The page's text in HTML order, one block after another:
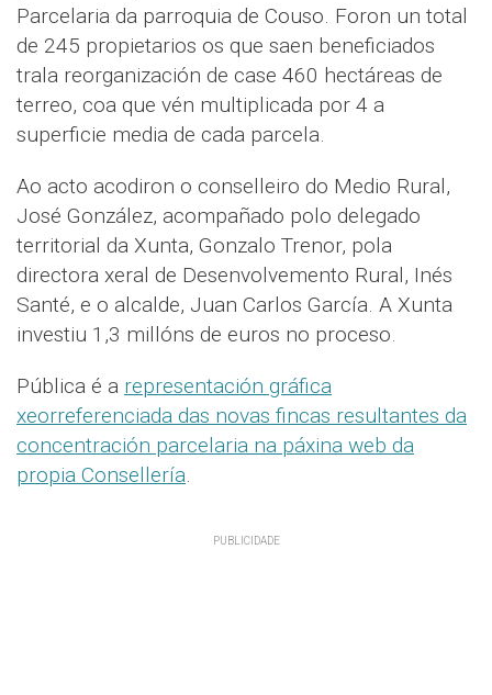
Parcelaria da parroquia de Couso. Foron un total
de 245 propietarios os que saen beneficiados
trala reorganización de case 460 hectáreas de
terreo, coa que vén multiplicada por 4 a
superficie media de cada parcela.
Ao acto acodiron o conselleiro do Medio Rural,
José González, acompañado polo delegado
territorial da Xunta, Gonzalo Trenor, pola
directora xeral de Desenvolvemento Rural, Inés
Santé, e o alcalde, Juan Carlos García. A Xunta
investiu 1,3 millóns de euros no proceso.
Pública é a representación gráfica
xeorreferenciada das novas fincas resultantes da
concentración parcelaria na páxina web da
propia Consellería.